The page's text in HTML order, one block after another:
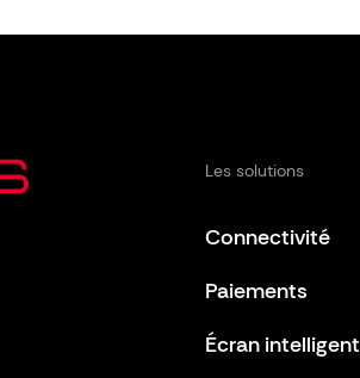
Les solutions
Connectivité
Paiements
Écran intelligent